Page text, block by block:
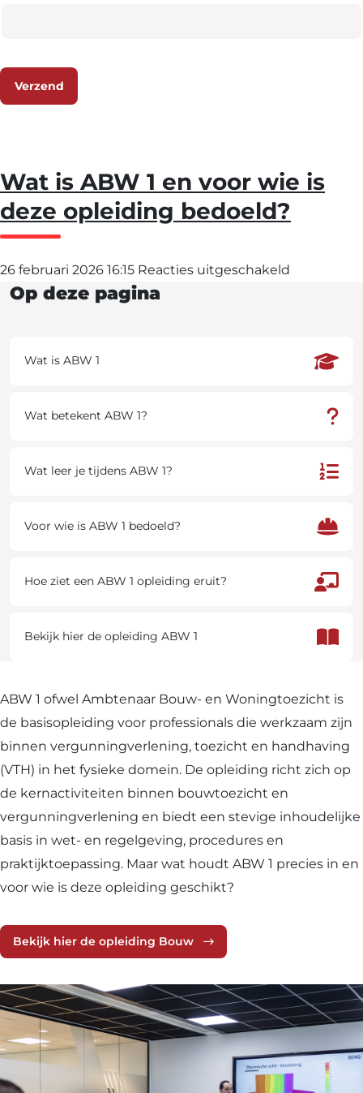
Verzend
Wat is ABW 1 en voor wie is
deze opleiding bedoeld?
26 februari 2026 16:15 Reacties uitgeschakeld
deze
bedoeld?
Op deze pagina
Wat is ABW 1
Wat betekent ABW 1?
Wat leer je tijdens ABW 1?
Voor wie is ABW 1 bedoeld?
Hoe ziet een ABW 1 opleiding eruit?
Bekijk hier de opleiding ABW 1
ABW 1 ofwel Ambtenaar Bouw- en Woningtoezicht is
de basisopleiding voor professionals die werkzaam zijn
binnen vergunningverlening, toezicht en handhaving
(VTH) in het fysieke domein. De opleiding richt zich op
de kernactiviteiten binnen bouwtoezicht en
vergunningverlening en biedt een stevige inhoudelijke
basis in wet- en regelgeving, procedures en
praktijktoepassing. Maar wat houdt ABW 1 precies in en
voor wie is deze opleiding geschikt?
Bekijk hier de opleiding Bouw